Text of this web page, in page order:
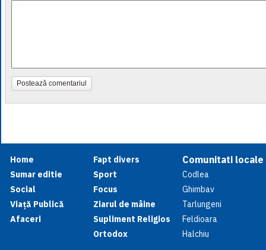
Postează comentariul
Home
Sumar editie
Social
Viață Publică
Afaceri
Fapt divers
Sport
Focus
Ziarul de mâine
Supliment Religios
Ortodox
Comunitati locale
Codlea
Ghimbav
Tarlungeni
Feldioara
Halchiu